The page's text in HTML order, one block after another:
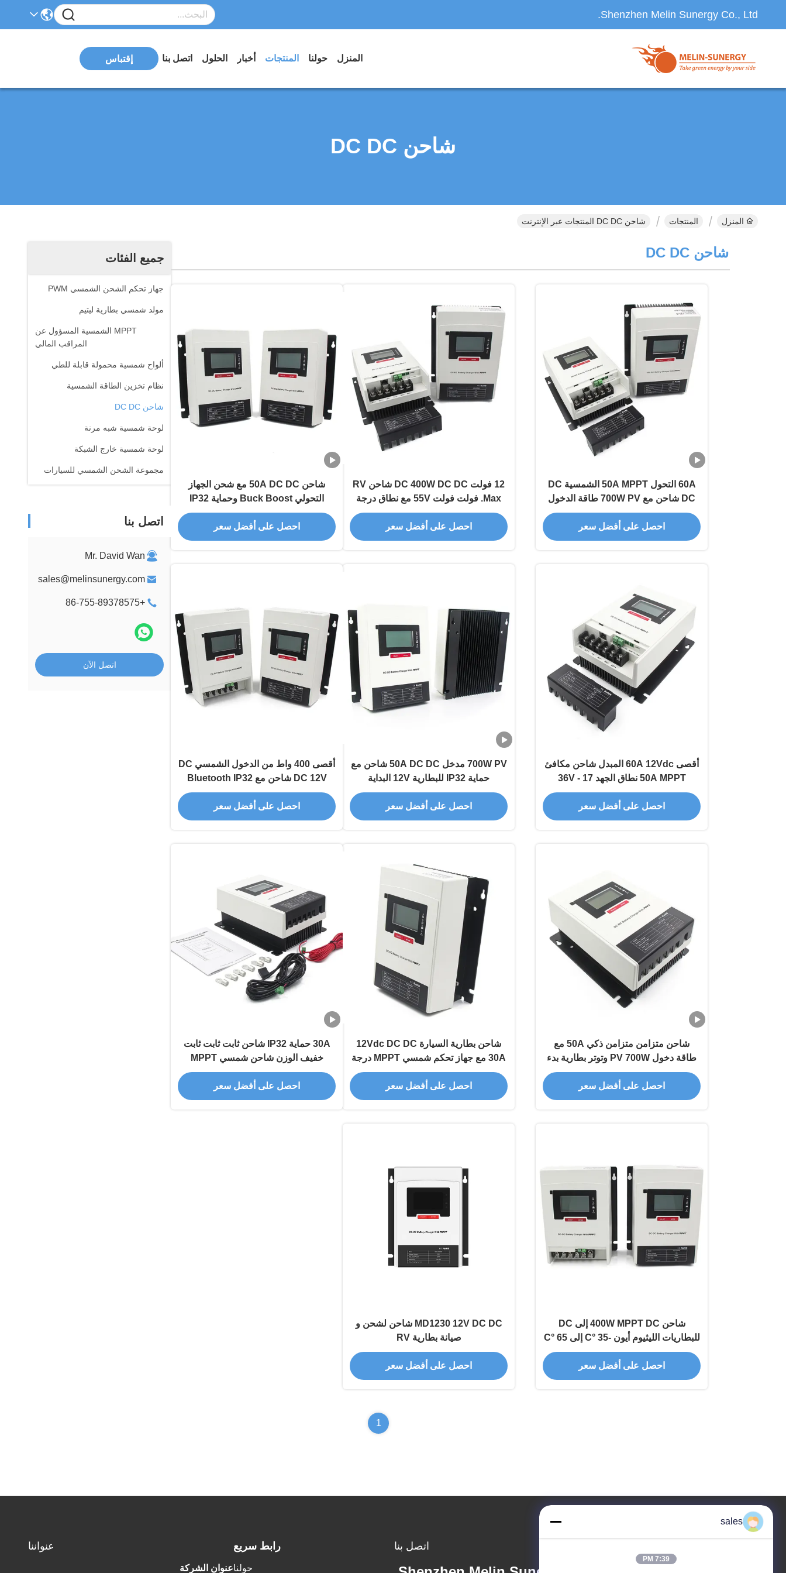
Shenzhen Melin Sunergy Co., Ltd.
المنزل حولنا المنتجات أخبار الحلول اتصل بنا إقتباس
شاحن DC DC
المنزل المنتجات شاحن DC DC المنتجات عبر الإنترنت
جميع الفئات
جهاز تحكم الشحن الشمسي PWM
مولد شمسي بطارية ليتيم
MPPT الشمسية المسؤول عن
المراقب المالي
ألواح شمسية محمولة قابلة للطي
نظام تخزين الطاقة الشمسية
شاحن DC DC
لوحة شمسية شبه مرنة
لوحة شمسية خارج الشبكة
مجموعة الشحن الشمسي للسيارات
اتصل بنا
Mr. David Wan
sales@melinsunergy.com
+86-755-89378575
اتصل الآن
شاحن DC DC
60A التحول 50A MPPT الشمسية DC
DC شاحن مع 700W PV طاقة الدخول
للبطاريات 12V / 24V
احصل على أفضل سعر
12 فولت DC 400W DC DC شاحن RV
Max. فولت فولت 55V مع نطاق درجة
حرارة واسع
احصل على أفضل سعر
شاحن 50A DC DC مع شحن الجهاز
التحولي Buck Boost وحماية IP32
للمركبات والتطبيقات خارج الشبكة
احصل على أفضل سعر
أقصى 60A 12Vdc المبدل شاحن مكافئ
50A MPPT نطاق الجهد 17 - 36V
احصل على أفضل سعر
700W PV مدخل 50A DC DC شاحن مع
حماية IP32 للبطارية 12V البداية
احصل على أفضل سعر
أقصى 400 واط من الدخول الشمسي DC
DC 12V شاحن مع Bluetooth IP32
حماية
احصل على أفضل سعر
شاحن متزامن متزامن ذكي 50A مع
طاقة دخول PV 700W وتوتر بطارية بدء
12/24Vdc لشحن MPPT فعال
احصل على أفضل سعر
شاحن بطارية السيارة 12Vdc DC DC
30A مع جهاز تحكم شمسي MPPT درجة
حماية IP32
احصل على أفضل سعر
30A حماية IP32 شاحن ثابت ثابت ثابت
خفيف الوزن شاحن شمسي MPPT
للبطاريات 12/24Vdc
احصل على أفضل سعر
شاحن 400W MPPT DC إلى DC
للبطاريات الليثيوم أيون -35 °C إلى 65 °C
احصل على أفضل سعر
MD1230 12V DC DC شاحن لشحن و
صيانة بطارية RV
احصل على أفضل سعر
1
اتصل بنا رابط سريع
حولنا
عنواننا
عنوان الشركة
sales
7:39 PM